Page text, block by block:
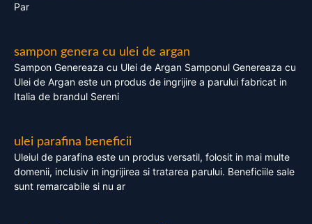
Par
sampon genera cu ulei de argan
Sampon Genereaza cu Ulei de Argan Samponul Genereaza cu
Ulei de Argan este un produs de ingrijire a parului fabricat in
Italia de brandul Sereni
ulei parafina beneficii
Uleiul de parafina este un produs versatil, folosit in mai multe
domenii, inclusiv in ingrijirea si tratarea parului. Beneficiile sale
sunt remarcabile si nu ar